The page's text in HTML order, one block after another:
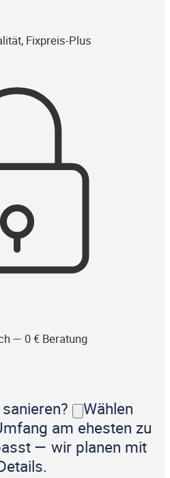
Fixpreis-Plus
— 0 € Beratung
Wählen
am ehesten zu
— wir planen mit